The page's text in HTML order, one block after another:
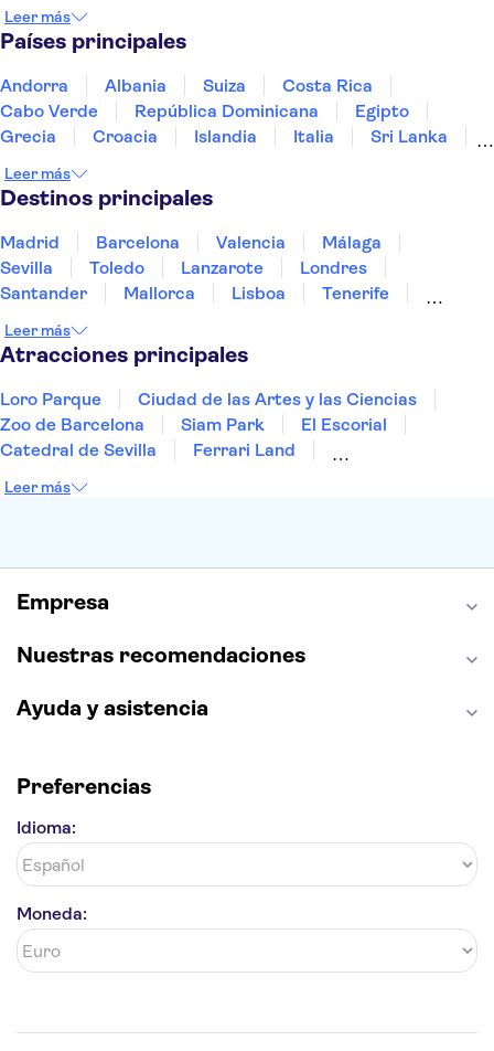
Zoo Artis
Madame Tussauds Ámsterdam
The Upside Down
A'DAM Lookout
Zaanse Schans
Canales de Utrecht
Heineken Experience
Museo Marítimo Nacional
Leer más
Países principales
Andorra Albania Suiza
Costa Rica
Cabo Verde
República Dominicana
Egipto
Grecia
Croacia Islandia Italia
Sri Lanka
Portugal
Tailandia
Leer más
Destinos principales
Madrid Barcelona Valencia
Málaga
Sevilla
Toledo Lanzarote
Londres
Santander
Mallorca Lisboa
Tenerife
Bilbao
Menorca Granada
Leer más
Atracciones principales
Loro Parque
Ciudad de las Artes y las Ciencias
Zoo de Barcelona
Siam Park
El Escorial
Catedral de Sevilla
Ferrari Land
Montserrat
Parque Warner
Leer más
Empresa
Nuestras recomendaciones
Ayuda y asistencia
Preferencias
Idioma:
Moneda: